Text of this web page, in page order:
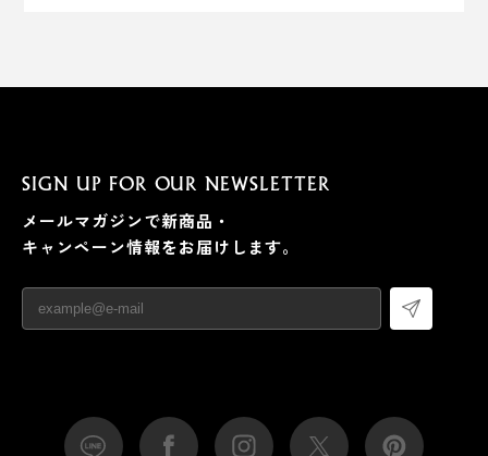
SIGN UP FOR OUR NEWSLETTER
メールマガジンで新商品・
キャンペーン情報をお届けします。